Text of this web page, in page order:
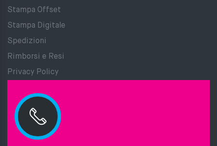
Stampa Offset
Stampa Digitale
Spedizioni
Rimborsi e Resi
Privacy Policy